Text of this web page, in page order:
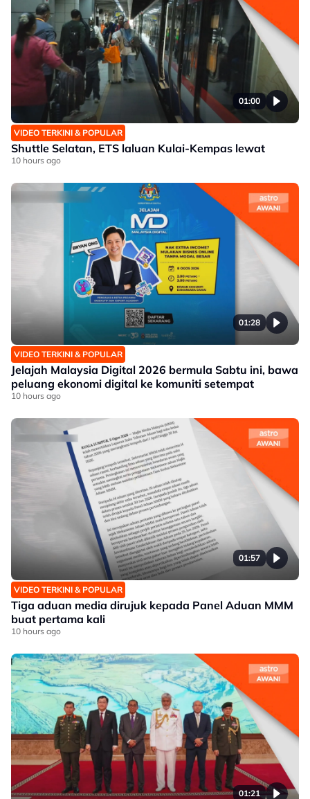
01:00
VIDEO TERKINI & POPULAR
Shuttle Selatan, ETS laluan Kulai-Kempas lewat
10 hours ago
01:28
VIDEO TERKINI & POPULAR
Jelajah Malaysia Digital 2026 bermula Sabtu ini, bawa
peluang ekonomi digital ke komuniti setempat
10 hours ago
01:57
VIDEO TERKINI & POPULAR
Tiga aduan media dirujuk kepada Panel Aduan MMM
buat pertama kali
10 hours ago
01:21